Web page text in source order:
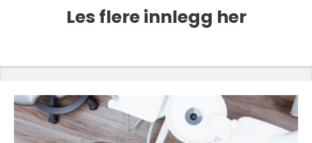
Les flere innlegg her